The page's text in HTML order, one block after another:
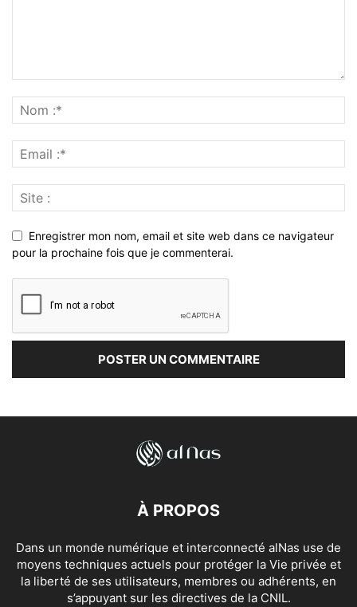
Enregistrer mon nom, email et site web dans ce navigateur
pour la prochaine fois que je commenterai.
À PROPOS
Dans un monde numérique et interconnecté alNas use de
moyens techniques actuels pour protéger la Vie privée et
la liberté de ses utilisateurs, membres ou adhérents, en
s’appuyant sur les directives de la CNIL.